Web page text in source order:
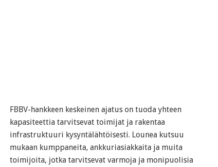
FBBV-hankkeen keskeinen ajatus on tuoda yhteen
kapasiteettia tarvitsevat toimijat ja rakentaa
infrastruktuuri kysyntälähtöisesti. Lounea kutsuu
mukaan kumppaneita, ankkuriasiakkaita ja muita
toimijoita, jotka tarvitsevat varmoja ja monipuolisia